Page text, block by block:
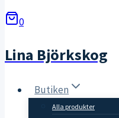
0
Lina Björkskog
Butiken
Alla produkter